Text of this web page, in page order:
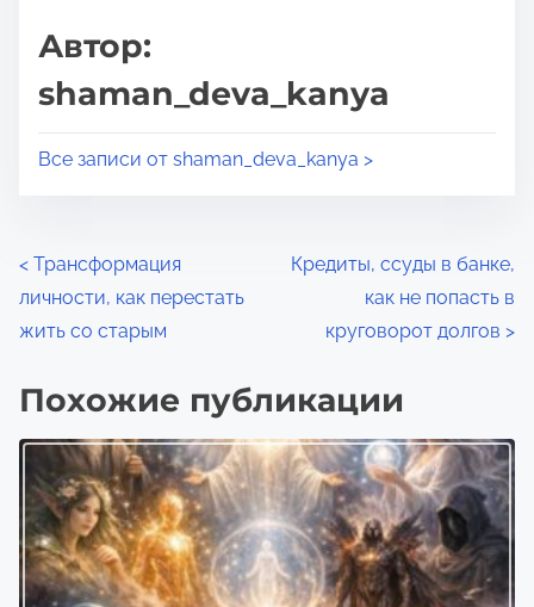
я
т
й
п
и
с
ю
в
п
р
ч
н
и
я
Автор:
shaman_deva_kanya
Все записи от shaman_deva_kanya >
Н
а
и
а
ц
< Трансформация
личности, как перестать
жить со старым
Кредиты, ссуды в банке,
как не попасть в
круговорот долгов >
Похожие публикации